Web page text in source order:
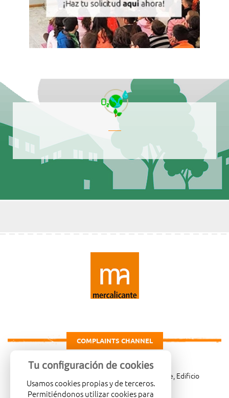
COMPLAINTS CHANNEL
Carretera de Madrid Km. 4, 03007 Alicante, Edificio
Administrativo, planta 3ª
Tu configuración de cookies
Usamos cookies propias y de terceros.
Permitiéndonos utilizar cookies para